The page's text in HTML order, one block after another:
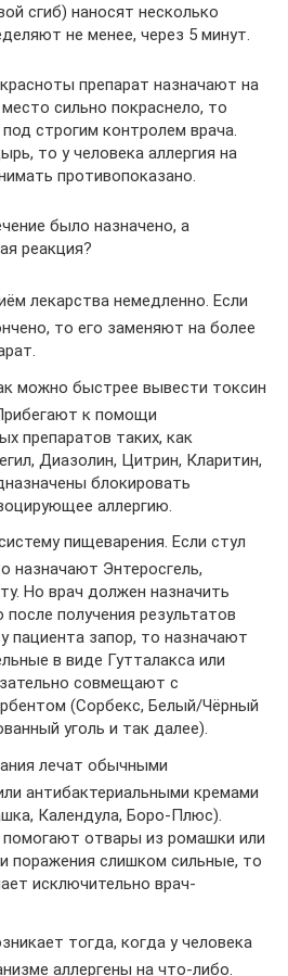
сгиб) наносят несколько
не менее, через 5 минут.
препарат назначают на
сильно покраснело, то
строгим контролем врача.
то у человека аллергия на
противопоказано.
было назначено, а
реакция?
лекарства немедленно. Если
то его заменяют на более
можно быстрее вывести токсин
к помощи
препаратов таких, как
Диазолин, Цитрин, Кларитин,
блокировать
аллергию.
пищеварения. Если стул
назначают Энтеросгель,
Но врач должен назначить
после получения результатов
пациента запор, то назначают
в виде Гутталакса или
совмещают с
(Сорбекс, Белый/Чёрный
уголь и так далее).
лечат обычными
антибактериальными кремами
Календула, Боро-Плюс).
отвары из ромашки или
поражения слишком сильные, то
исключительно врач-
тогда, когда у человека
аллергены на что-либо.